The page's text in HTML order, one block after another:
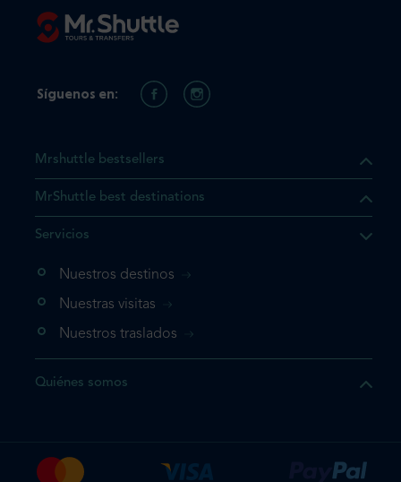
Mrshuttle bestsellers
MrShuttle best destinations
Servicios
Nuestros destinos
Nuestras visitas
Nuestros traslados
Quiénes somos
Síguenos en: